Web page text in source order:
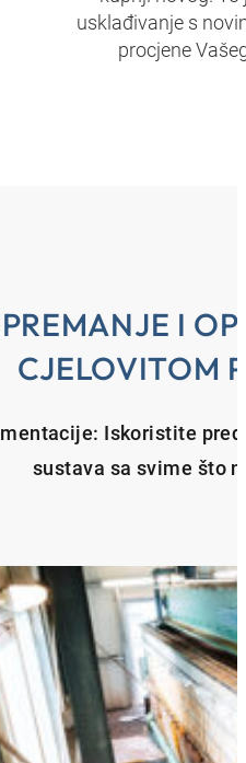
usklađivanje s
procjene
I
CJELOVITOM
Iskoristite
sustava sa svime što